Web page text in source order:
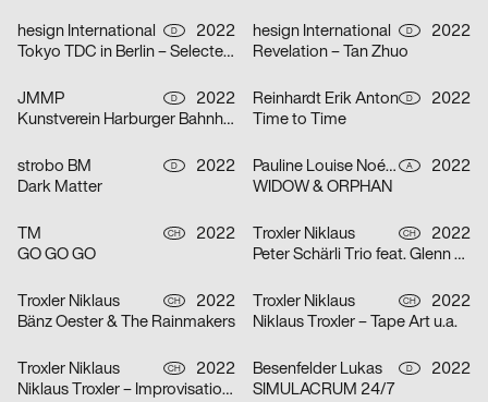
hesign International D
2022
Tokyo TDC in Berlin – Selected artworks of the Tokyo TDC annual awards 2021 & 2022
hesign International D
2022
Revelation – Tan Zhuo
JMMP D
2022
Kunstverein Harburger Bahnhof
Reinhardt Erik Anton D
2022
Time to Time
strobo BM D
2022
Dark Matter
Pauline Louise Noémi Jocher A
2022
WIDOW & ORPHAN
TM CH
2022
GO GO GO
Troxler Niklaus CH
2022
Peter Schärli Trio feat. Glenn Ferris
Troxler Niklaus CH
2022
Bänz Oester & The Rainmakers
Troxler Niklaus CH
2022
Niklaus Troxler – Tape Art u.a.
Troxler Niklaus CH
2022
Niklaus Troxler – Improvisationen
Besenfelder Lukas D
2022
SIMULACRUM 24/7